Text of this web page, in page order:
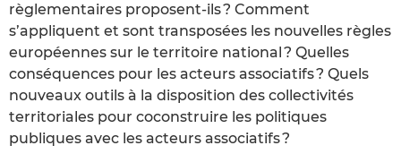
règlementaires proposent-ils ? Comment
s’appliquent et sont transposées les nouvelles règles
européennes sur le territoire national ? Quelles
conséquences pour les acteurs associatifs ? Quels
nouveaux outils à la disposition des collectivités
territoriales pour coconstruire les politiques
publiques avec les acteurs associatifs ?